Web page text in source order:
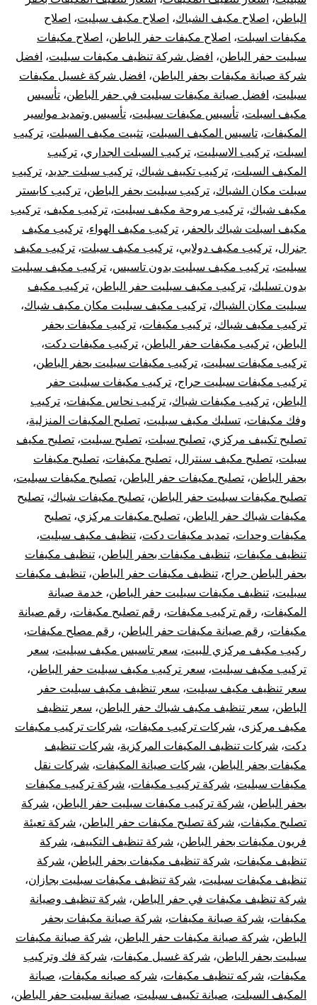
الباطن
سبليت
مركزي
دولابي
شباك
كونسيلد
الباطن، اصلاح مكيف الشباك، اصلاح مكيف سبليت، اصلاح
مكيفات اسبلت، اصلاح مكيفات حفر الباطن، اصلاح مكيفات
سبليت حفر الباطن، افضل شركة تنظيف مكيفات سبليت، افضل
شركة صيانة مكيفات بحفر الباطن، افضل شركة غسيل مكيفات
سبليت، افضل صيانة مكيفات سبليت في حفر الباطن، تأسيس
مكيف اسبلت، تأسيس مكيفات سبليت، تأسيس وتمديد مواسير
المكيفات، تاسيس المكيف السبلت، تثبيت مكيف السبلت، تركيب
اسبلت، تركيب الاسبليت، تركيب السبلت الجداري، تركيب
المكيف السبلت، تركيب تكييف شباك، تركيب سبلت جديد، تركيب
سبلت مكان الشباك، تركيب سبليت بحفر الباطن، تركيب كابستر
مكيف شباك، تركيب مروحة مكيف سبليت، تركيب مكيف، تركيب
مكيف اسبلت شباك بالحفر ، تركيب مكيف الهواء، تركيب مكيف
جنرال، تركيب مكيف دولابي، تركيب مكيف سبلت، تركيب مكيف
سبليت، تركيب مكيف سبليت بدون تاسيس، تركيب مكيف سبليت
بدون تسليك، تركيب مكيف سبليت حفر الباطن، تركيب مكيف
سبليت مكان الشباك، تركيب مكيف سبليت مكان مكيف شباك،
تركيب مكيف شباك، تركيب مكيفات، تركيب مكيفات بحفر
الباطن، تركيب مكيفات حفر الباطن، تركيب مكيفات دكت،
تركيب مكيفات سبليت، تركيب مكيفات سبليت بحفر الباطن،
تركيب مكيفات سبليت حراج، تركيب مكيفات سبليت حفر
الباطن، تركيب مكيفات شباك، تركيب نحاس مكيفات، تركيب
وفك مكيفات، تسليك مكيف سبليت، تصليح المكيفات المنزلية،
تصليح تكييف مركزي، تصليح سبلت، تصليح سبليت، تصليح مكيف
سبلت، تصليح مكيف سنترال، تصليح مكيفات، تصليح مكيفات
بحفر الباطن، تصليح مكيفات حفر الباطن، تصليح مكيفات سبليت،
تصليح مكيفات سبليت حفر الباطن، تصليح مكيفات شباك، تصليح
مكيفات شباك حفر الباطن، تصليح مكيفات مركزي، تصليح
مكيفات وحدات، تمديد مكيفات دكت، تنظيف مكيف سبليت،
تنظيف مكيفات، تنظيف مكيفات بحفر الباطن، تنظيف مكيفات
بحفر الباطن حراج، تنظيف مكيفات حفر الباطن، تنظيف مكيفات
سبليت، تنظيف مكيفات سبليت حفر الباطن، خدمة صيانة
المكيفات، رقم تركيب مكيفات، رقم تصليح مكيفات، رقم صيانة
مكيفات، رقم صيانة مكيفات حفر الباطن، رقم مصلح مكيفات،
ركيب مكيف مركزي للبيت، سعر تاسيس مكيف سبليت، سعر
تركيب مكيف سبليت، سعر تركيب مكيف سبليت حفر الباطن،
سعر تنظيف مكيف سبليت، سعر تنظيف مكيف سبليت حفر
الباطن، سعر تنظيف مكيف شباك حفر الباطن، سعر تنظيف
مكيف مركزى، شركات تركيب مكيفات، شركات تركيب مكيفات
دكت، شركات تنظيف المكيفات المركزية، شركات تنظيف
مكيفات بحفر الباطن، شركات صيانة المكيفات، شركات نقل
مكيفات سبليت، شركة تركيب مكيفات، شركة تركيب مكيفات
بحفر الباطن، شركة تركيب مكيفات سبليت حفر الباطن، شركة
تصليح مكيفات، شركة تصليح مكيفات حفر الباطن، شركة تعبئة
فريون مكيفات بحفر الباطن، شركة تنظيف التكييف، شركة
تنظيف مكيفات، شركة تنظيف مكيفات بحفر الباطن، شركة
تنظيف مكيفات سبليت، شركة تنظيف مكيفات سبليت بجازان،
شركة تنظيف مكيفات في حفر الباطن، شركة تنظيف وصيانة
مكيفات، شركة صيانة مكيفات، شركة صيانة مكيفات بحفر
الباطن، شركة صيانة مكيفات حفر الباطن، شركة صيانة مكيفات
سبليت بحفر الباطن، شركة غسيل مكيفات، شركة فك وتركيب
مكيفات، شركه تنظيف مكيفات، شركه صيانه مكيفات، صيانة
المكيف السبلت، صيانة تكييف سبليت، صيانة سبليت حفر الباطن،